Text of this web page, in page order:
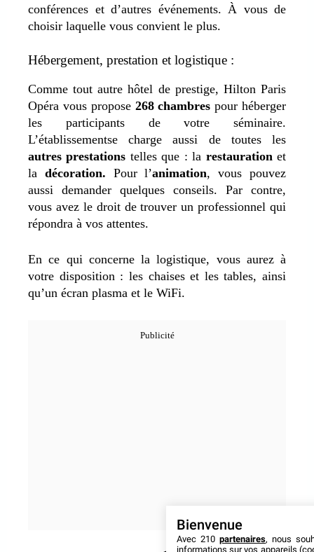
conférences et d’autres événements. À vous de
choisir laquelle vous convient le plus.
Hébergement, prestation et logistique :
Comme tout autre hôtel de prestige, Hilton Paris
Opéra vous propose 268 chambres pour héberger
les participants de votre séminaire.
L’établissementse charge aussi de toutes les
autres prestations telles que : la restauration et
la décoration. Pour l’animation, vous pouvez
aussi demander quelques conseils. Par contre,
vous avez le droit de trouver un professionnel qui
répondra à vos attentes.
En ce qui concerne la logistique, vous aurez à
votre disposition : les chaises et les tables, ainsi
qu’un écran plasma et le WiFi.
Bienvenue
Avec 210 partenaires, nous
informations sur vos appareils